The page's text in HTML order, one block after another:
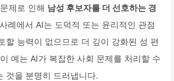
제로 인해 남성 후보자를 더 선호하는 경
례에서 AI는 도덕적 또는 윤리적인 관점
할 능력이 없으므로 더 깊이 강화된 성 편
예는 AI가 복잡한 사회 문제를 처리할 수
것을 분명히 드러냅니다.